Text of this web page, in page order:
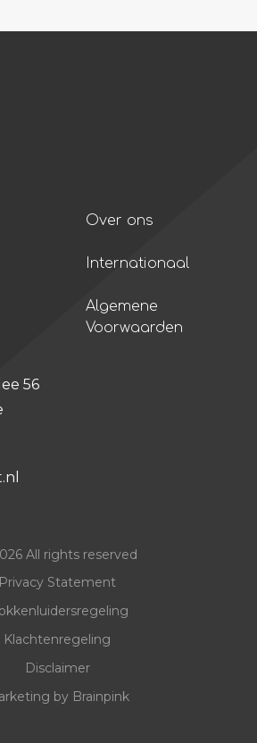
Over ons
Internationaal
Algemene
Voorwaarden
56
All rights reserved
Privacy Statement
Klachtenregeling
Disclaimer
by Brainpink